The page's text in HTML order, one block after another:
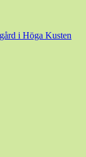
i Höga Kusten